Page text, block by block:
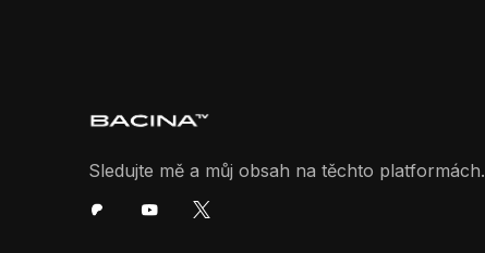
Sledujte mě a můj obsah na těchto platformách.